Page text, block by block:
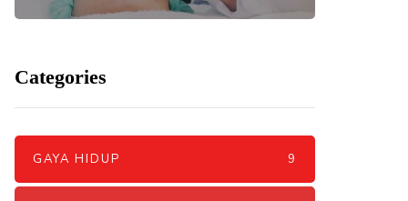
Categories
GAYA HIDUP 9